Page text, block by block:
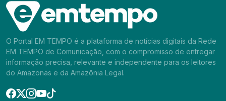
O Portal EM TEMPO é a plataforma de notícias digitais da Rede
EM TEMPO de Comunicação, com o compromisso de entregar
informação precisa, relevante e independente para os leitores
do Amazonas e da Amazônia Legal.